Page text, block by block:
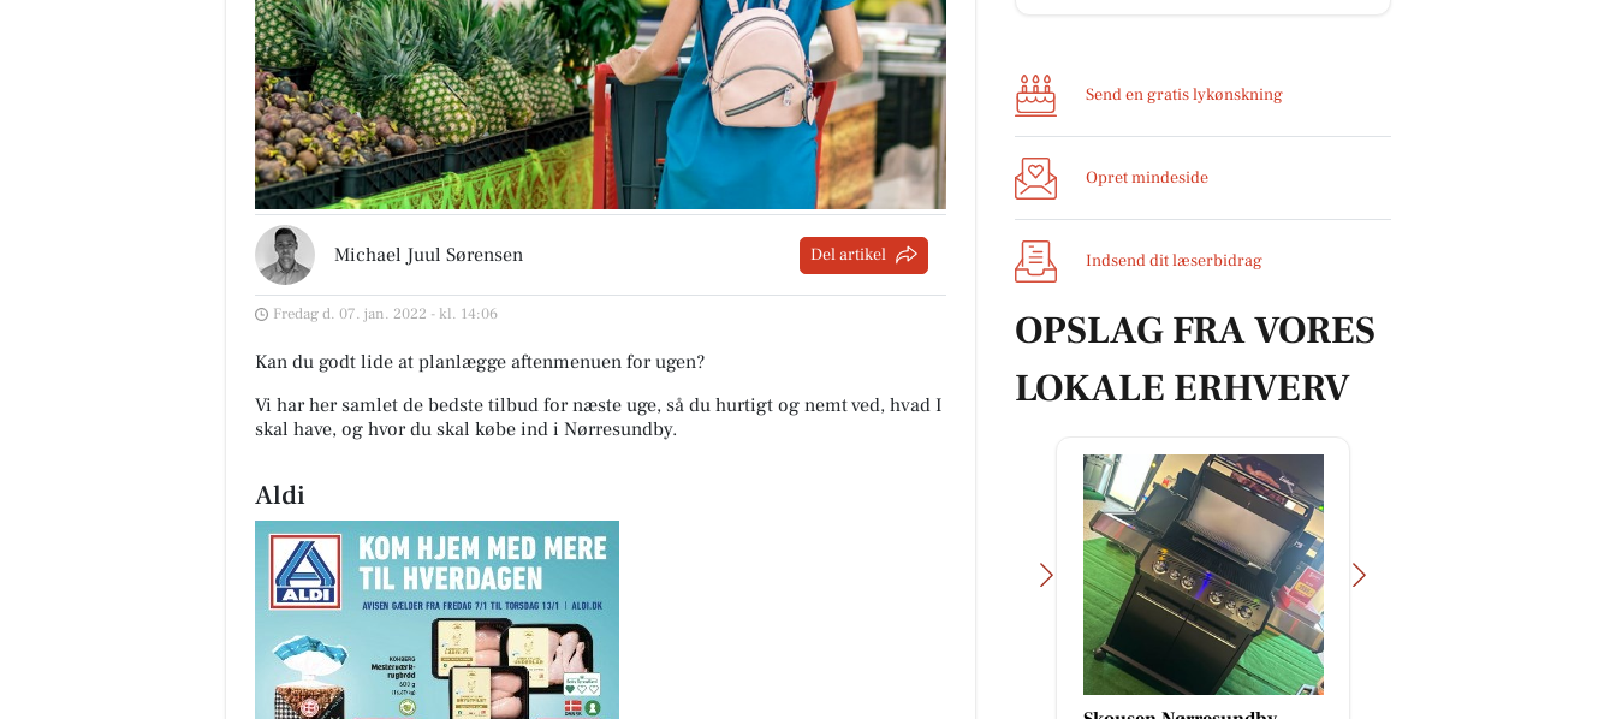
Michael Juul Sørensen Del artikel
Fredag d. 07. jan. 2022 - kl. 14:06
Kan du godt lide at planlægge aftenmenuen for ugen?
Vi har her samlet de bedste tilbud for næste uge, så du hurtigt og nemt ved, hvad I
skal have, og hvor du skal købe ind i Nørresundby.
Aldi
Send en gratis lykønskning
Opret mindeside
Indsend dit læserbidrag
OPSLAG FRA VORES
LOKALE ERHVERV